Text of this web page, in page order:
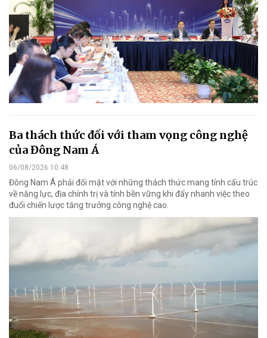
Ba thách thức đối với tham vọng công nghệ
của Đông Nam Á
06/08/2026 10:48
Đông Nam Á phải đối mặt với những thách thức mang tính cấu trúc
về năng lực, địa chính trị và tính bền vững khi đẩy nhanh việc theo
đuổi chiến lược tăng trưởng công nghệ cao.